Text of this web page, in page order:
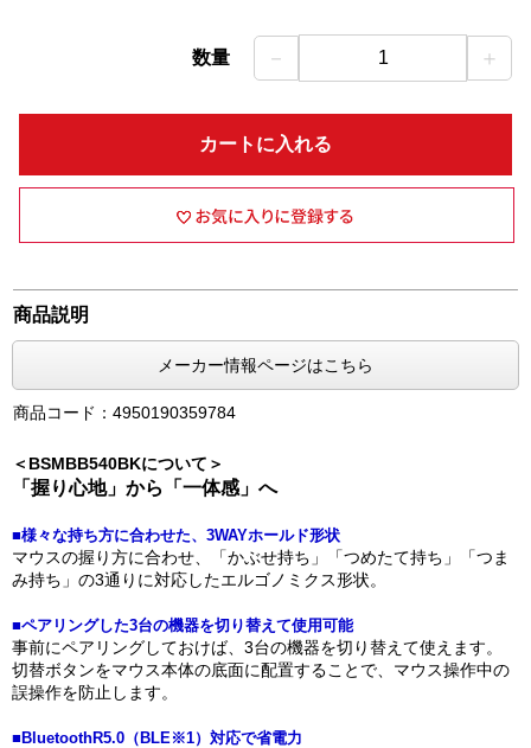
数量 － 1 ＋
カートに入れる
商品説明
メーカー情報ページはこちら
商品コード：4950190359784
＜BSMBB540BKについて＞
「握り心地」から「一体感」へ
■様々な持ち方に合わせた、3WAYホールド形状
マウスの握り方に合わせ、「かぶせ持ち」「つめたて持ち」「つま
み持ち」の3通りに対応したエルゴノミクス形状。
■ペアリングした3台の機器を切り替えて使用可能
事前にペアリングしておけば、3台の機器を切り替えて使えます。
切替ボタンをマウス本体の底面に配置することで、マウス操作中の
誤操作を防止します。
■BluetoothR5.0（BLE※1）対応で省電力